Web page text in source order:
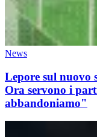
News
Lepore sul nuovo
Ora servono i
abbandoniamo"